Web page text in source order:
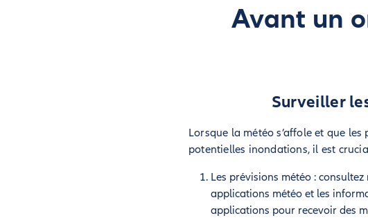
Avant un
Surveiller
Lorsque la météo s’affole et que
potentielles inondations, il est
Les prévisions météo :
applications météo et les
applications pour recevoir des